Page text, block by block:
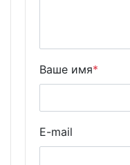
Ваше имя*
E-mail